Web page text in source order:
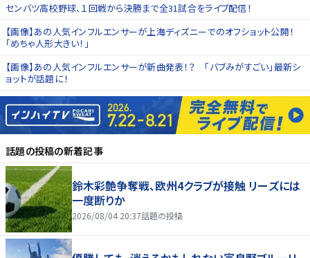
センバツ高校野球、１回戦から決勝まで全31試合をライブ配信！
【画像】あの人気インフルエンサーが上海ディズニーでのオフショット公開！
「めちゃ人形大きい！」
【画像】あの人気インフルエンサーが新曲発表！？ 「バブみがすごい」最新シ
ョットが話題に！
話題の投稿の新着記事
鈴木彩艶争奪戦、欧州4クラブが接触 リーズには
一度断りか
2026/08/04 20:37話題の投稿